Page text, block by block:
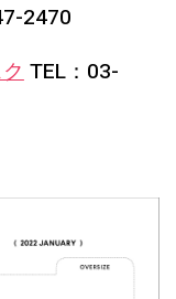
2470
TEL：03-